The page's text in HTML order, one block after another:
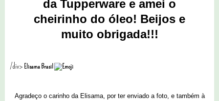
da Tupperware e amei o
cheirinho do óleo! Beijos e
muito obrigada!!!
/div> Elisama Brasil
Agradeço o carinho da Elisama, por ter enviado a foto, e também à